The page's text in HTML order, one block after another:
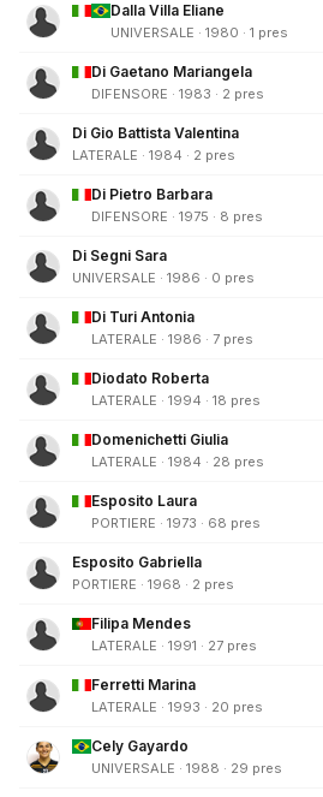
Dalla Villa Eliane
UNIVERSALE · 1980 · 1 pres
Di Gaetano Mariangela
DIFENSORE · 1983 · 2 pres
Di Gio Battista Valentina
LATERALE · 1984 · 2 pres
Di Pietro Barbara
DIFENSORE · 1975 · 8 pres
Di Segni Sara
UNIVERSALE · 1986 · 0 pres
Di Turi Antonia
LATERALE · 1986 · 7 pres
Diodato Roberta
LATERALE · 1994 · 18 pres
Domenichetti Giulia
LATERALE · 1984 · 28 pres
Esposito Laura
PORTIERE · 1973 · 68 pres
Esposito Gabriella
PORTIERE · 1968 · 2 pres
Filipa Mendes
LATERALE · 1991 · 27 pres
Ferretti Marina
LATERALE · 1993 · 20 pres
Cely Gayardo
UNIVERSALE · 1988 · 29 pres